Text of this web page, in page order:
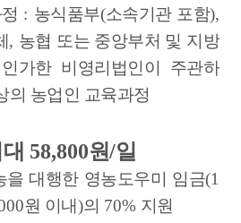
: 농식품부(소속기관 포함),
, 농협 또는 중앙부처 및 지방
가한 비영리법인이 주관하
의 농업인 교육과정
58,800원/일
을 대행한 영농도우미 임금(1
원 이내)의 70% 지원